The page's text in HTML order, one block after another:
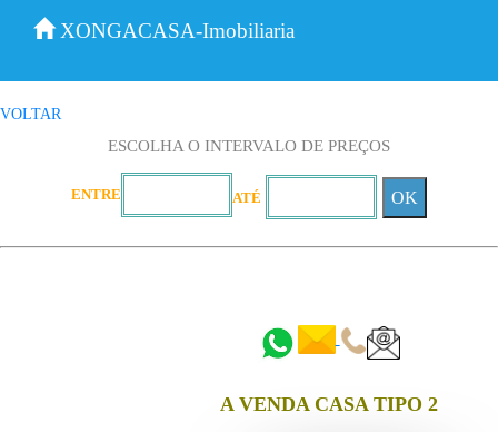
XONGACASA-Imobiliaria
VOLTAR
ESCOLHA O INTERVALO DE PREÇOS
ENTRE ATÉ OK
A VENDA CASA TIPO 2